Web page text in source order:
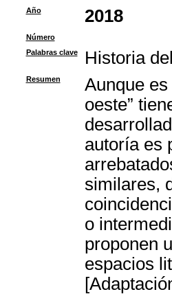
Año 2018
Número
Palabras clave
Historia
Resumen
Aunque
oeste”
autoría es
similares,
o
proponen
espacios